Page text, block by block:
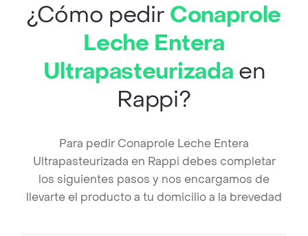
¿Cómo pedir Conaprole
Leche Entera
Ultrapasteurizada en
Rappi?
Para pedir Conaprole Leche Entera
Ultrapasteurizada en Rappi debes completar
los siguientes pasos y nos encargamos de
llevarte el producto a tu domicilio a la brevedad